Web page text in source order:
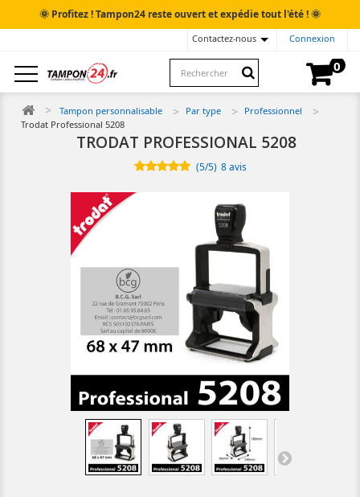
🌞 Profitez ! Tampon24 reste ouvert et expédie tout l'été !🌞
Connexion
Contactez-nous
0
Tampon personnalisable Par type
Professionnel
Trodat Professional 5208
TRODAT PROFESSIONAL 5208
(5/5) 8avis